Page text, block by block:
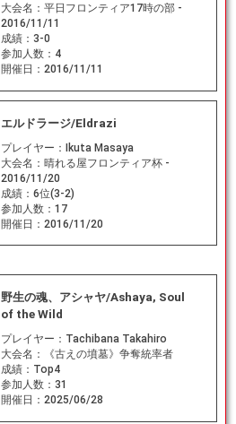
大会名： 平日フロンティア17時の部 -
2016/11/11
成績： 3-0
参加人数： 4
開催日： 2016/11/11
エルドラージ/Eldrazi
プレイヤー： Ikuta Masaya
大会名： 晴れる屋フロンティア杯 -
2016/11/20
成績： 6位(3-2)
参加人数： 17
開催日： 2016/11/20
野生の魂、アシャヤ/Ashaya, Soul
of the Wild
プレイヤー： Tachibana Takahiro
大会名：
《古えの墳墓》争奪統率者
成績： Top4
参加人数： 31
開催日： 2025/06/28